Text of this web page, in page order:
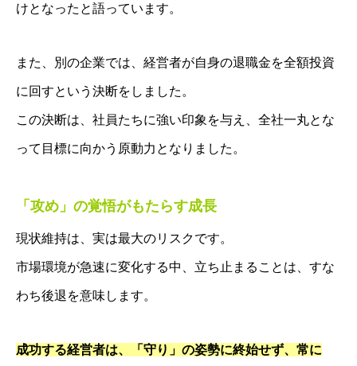
けとなったと語っています。
また、別の企業では、経営者が自身の退職金を全額投資
に回すという決断をしました。
この決断は、社員たちに強い印象を与え、全社一丸とな
って目標に向かう原動力となりました。
「攻め」の覚悟がもたらす成長
現状維持は、実は最大のリスクです。
市場環境が急速に変化する中、立ち止まることは、すな
わち後退を意味します。
成功する経営者は、「守り」の姿勢に終始せず、常に
経営理念・事務所概要
人財採用定着セミナー